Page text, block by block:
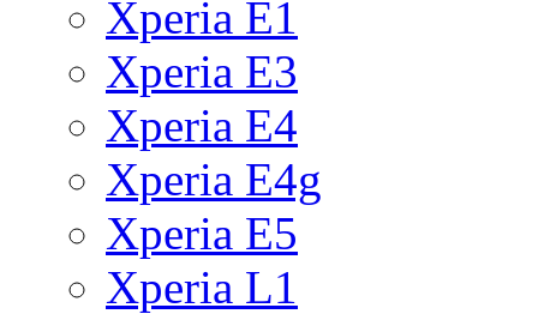
Xperia E1
Xperia E3
Xperia E4
Xperia E4g
Xperia E5
Xperia L1